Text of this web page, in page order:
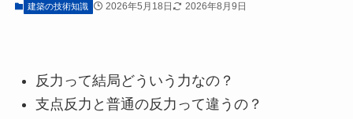
建築の技術知識 2026年5月18日 2026年8月9日
反力って結局どういう力なの？
支点反力と普通の反力って違うの？